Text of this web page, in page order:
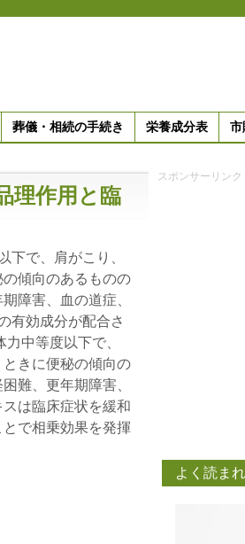
葬儀・相続の手続き 栄養成分表 市
理作用と臨
下で、肩がこり、
傾向のあるものの
障害、血の道症、
有効成分が配合さ
中等度以下で、
きに便秘の傾向の
難、更年期障害、
は臨床症状を緩和
で相乗効果を発揮
スポンサーリンク
よく読ま